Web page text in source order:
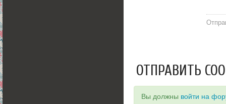
ОТПРАВИТЬ
Вы должны войти на